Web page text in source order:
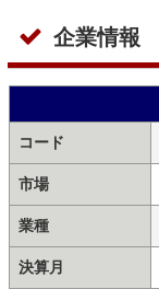
企業情報
コード
市場
業種
決算月